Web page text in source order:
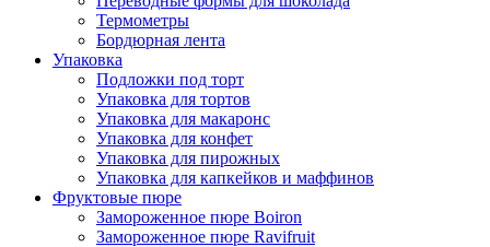
Термометры
Бордюрная лента
Упаковка
Подложки под торт
Упаковка для тортов
Упаковка для макаронс
Упаковка для конфет
Упаковка для пирожных
Упаковка для капкейков и маффинов
Фруктовые пюре
Замороженное пюре Boiron
Замороженное пюре Ravifruit